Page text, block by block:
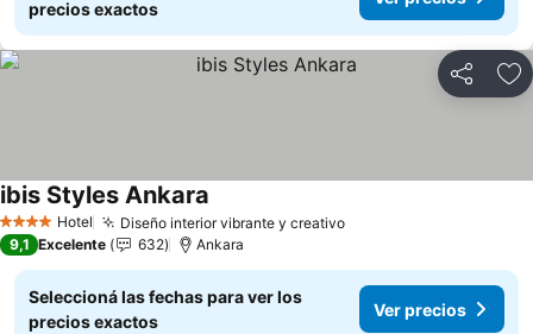
precios exactos
Compartir
4 EstrellasHotel Diseño interior vibrante y creativoVer precios
ibis Styles Ankara
9,1 Excelente 632 Ankara
Seleccioná las fechas para ver los
precios exactos
Ver precios